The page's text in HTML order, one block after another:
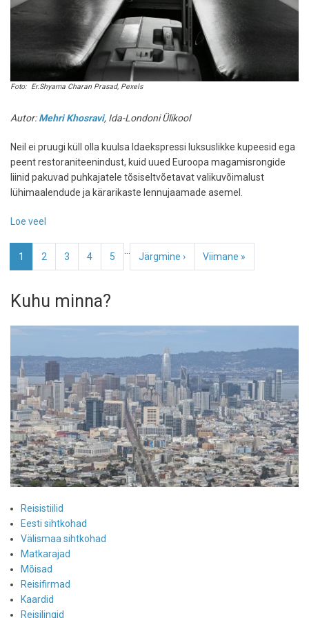
Foto: Er.Shyama Charan Prasad, Pexels
Autor:Mehri Khosravi, Ida-Londoni Ülikool
Neil ei pruugi küll olla kuulsa Idaekspressi luksuslikke kupeesid ega
peent restoraniteenindust, kuid uued Euroopa magamisrongide
liinid pakuvad puhkajatele tõsiseltvõetavat valikuvõimalust
lühimaalendude ja kärarikaste lennujaamade asemel.
Loe veel
otse
puhkusesihtkohas:
öised
on
uus
roheline
tõusev
trend
Pagination
Eesolev
leht
1 Page
2 Page
3 Page
4 Page
5
…
Järgmine
leht
Järgmine ›
Viimane
leht
Viimane »
Kuhu minna?
Reisistiilid
Eesti sihtkohad
Välismaa sihtkohad
Matkarajad
Mõisad
Reisifirmad
Kaardid
Reisilingid